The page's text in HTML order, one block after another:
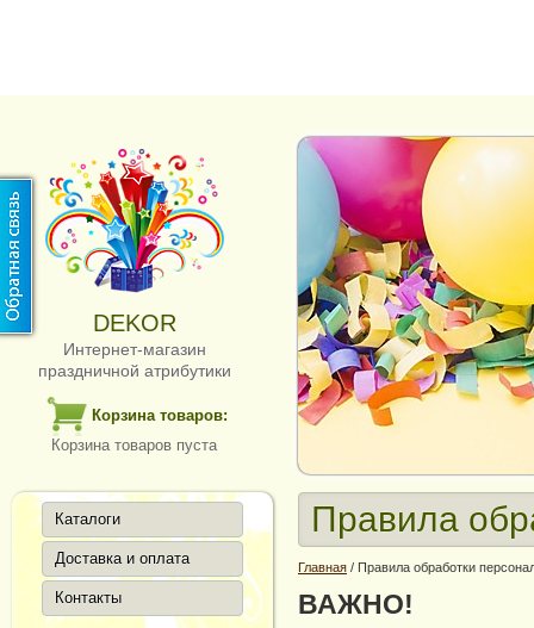
DEKOR
Интернет-магазин
праздничной атрибутики
Корзина товаров:
Корзина товаров пуста
Каталоги
Доставка и оплата
Контакты
Правила
Главная / Правила обработки
ВАЖНО!